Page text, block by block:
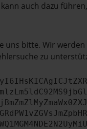
auch dazu
bitte. Wir
zu